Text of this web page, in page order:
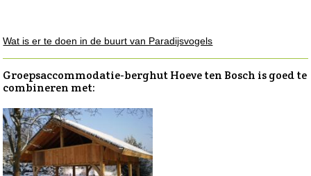
Wat is er te doen in de buurt van Paradijsvogels
Groepsaccommodatie-berghut Hoeve ten Bosch is goed te
combineren met: